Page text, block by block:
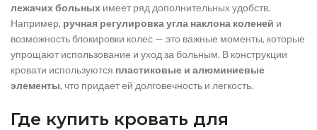
лежачих больных имеет ряд дополнительных удобств.
Например, ручная регулировка угла наклона коленей и
возможность блокировки колес — это важные моменты, которые
упрощают использование и уход за больным. В конструкции
кровати используются пластиковые и алюминиевые
элементы, что придает ей долговечность и легкость.
Где купить кровать для